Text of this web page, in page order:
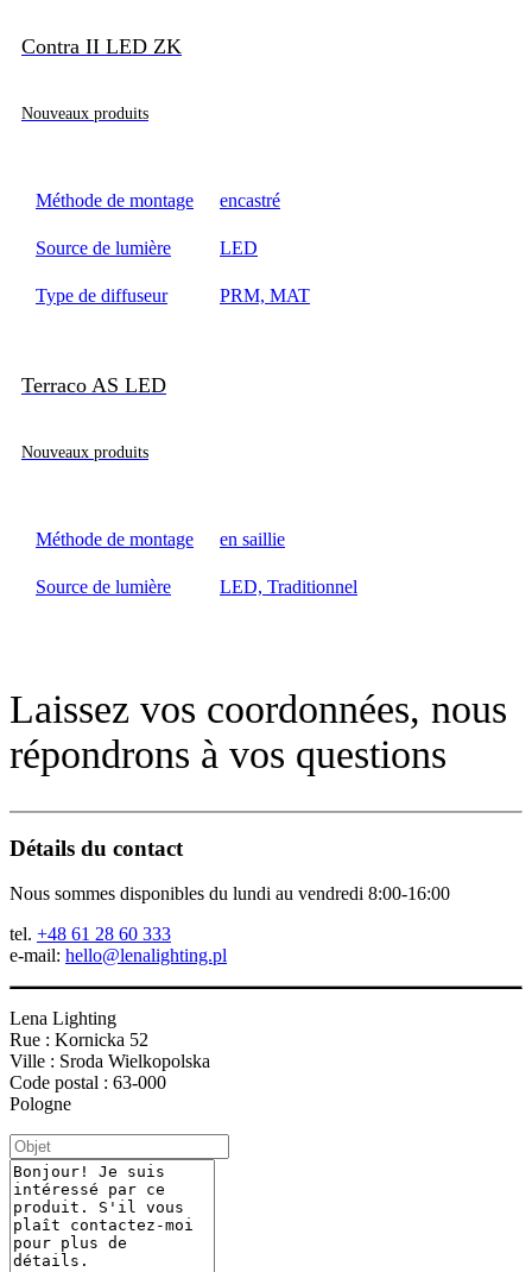
Contra II LED ZK
Nouveaux produits
Méthode de montage encastré
Source de lumière LED
Type de diffuseur PRM, MAT
Terraco AS LED
Nouveaux produits
Méthode de montage en saillie
Source de lumière LED, Traditionnel
Laissez vos coordonnées, nous
répondrons à vos questions
Détails du contact
Nous sommes disponibles du lundi au vendredi 8:00-16:00
tel. +48 61 28 60 333
e-mail: hello@lenalighting.pl
Lena Lighting
Rue : Kornicka 52
Ville : Sroda Wielkopolska
Code postal : 63-000
Pologne